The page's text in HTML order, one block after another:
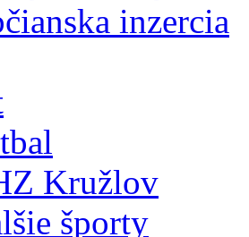
inzercia
Kružlov
športy